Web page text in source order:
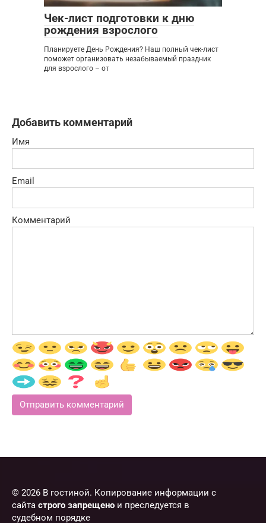
Чек-лист подготовки к дню
рождения взрослого
Планируете День Рождения? Наш полный чек-лист
поможет организовать незабываемый праздник
для взрослого – от
Добавить комментарий
Имя
Email
Комментарий
© 2026 В гостиной. Копирование информации с
сайта строго запрещено и преследуется в
судебном порядке